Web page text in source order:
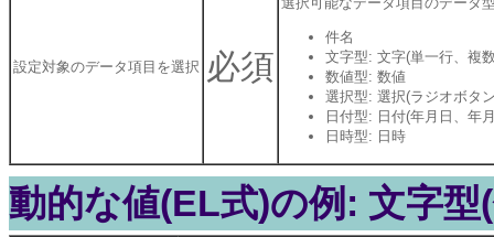
設定対象のデータ項目を選択 必須
件名
文字型: 文字(単一行、複
数値型: 数値
選択型: 選択(ラジオボタ
日付型: 日付(年月日、年
日時型: 日時
動的な値(EL式)の例: 文字型